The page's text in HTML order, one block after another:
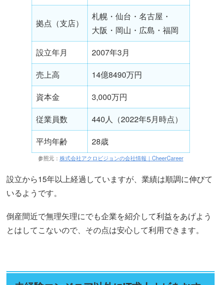
拠点（支店）
札幌・仙台・名古屋・
大阪・岡山・広島・福岡
設立年月
2007年3月
売上高
14億8490万円
資本金
3,000万円
従業員数
440人（2022年5月時点）
平均年齢
28歳
参照元： 株式会社アクロビジョンの会社情報｜CheerCareer
設立から15年以上経過していますが、業績は順調に伸びて
いるようです。
倒産間近で無理矢理にでも企業を紹介して利益をあげよう
とはしてこないので、その点は安心して利用できます。